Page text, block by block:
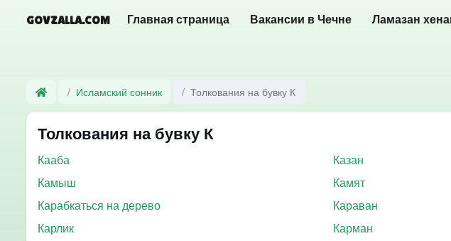
GOVZALLA.COM Главная страница Вакансии в Чечне Ламазан
Исламский сонник Толкования на бувку К
Толкования на бувку К
Кааба Казан
Камыш
Камят
Карабкаться на дерево
Караван
Карлик
Карман